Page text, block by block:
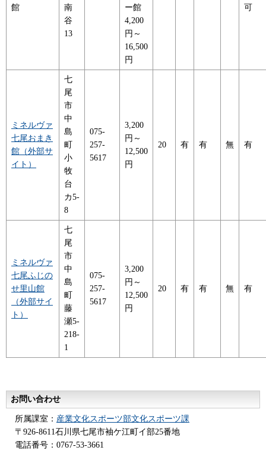
館
南
谷
13
ー館
4,200
円～
16,500
円
可
ミネルヴァ
七尾おまき
館（外部サ
イト）
七
尾
市
中
島
町
小
牧
台
カ5-
8
075-
257-
5617
3,200
円～
12,500
円
20 有 有 無 有
ミネルヴァ
七尾ふじの
せ里山館
（外部サイ
ト）
七
尾
市
中
島
町
藤
瀬5-
218-
1
075-
257-
5617
3,200
円～
12,500
円
20 有 有 無 有
お問い合わせ
所属課室： 産業文化スポーツ部文化スポーツ課
〒926-8611石川県七尾市袖ケ江町イ部25番地
電話番号：0767-53-3661